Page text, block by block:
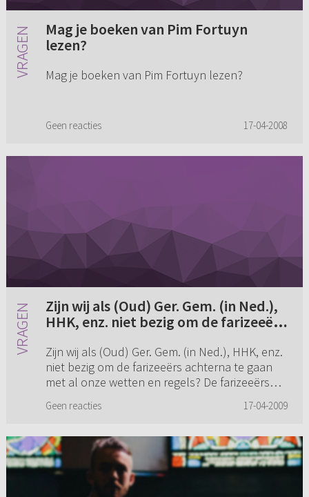
Mag je boeken van Pim Fortuyn
lezen?
Mag je boeken van Pim Fortuyn lezen?
Geen reacties 17-04-2008
Zijn wij als (Oud) Ger. Gem. (in Ned.),
HHK, enz. niet bezig om de farizeeërs
en regels? De farizeeërs hadden ook
honderden wetjes en regels, waarvan
zij blijkbaar ook vonden dat het
belangrijk was. Maar of dat het in de
Zijn wij als (Oud) Ger. Gem. (in Ned.), HHK, enz.
niet bezig om de farizeeërs achterna te gaan
met al onze wetten en regels? De farizeeërs
waarvan zij blijkbaar ...
Geen reacties 17-04-2009